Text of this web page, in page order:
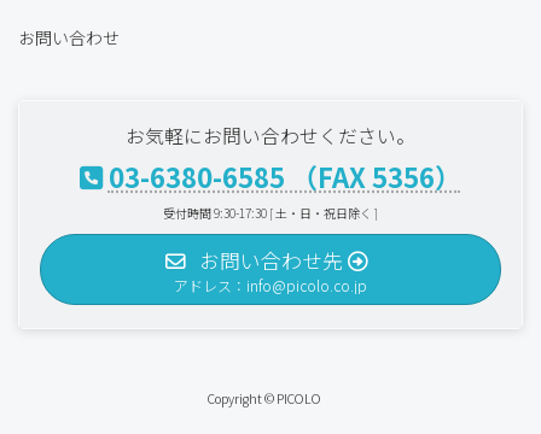
お問い合わせ
お気軽にお問い合わせください。
03-6380-6585 （FAX 5356）
受付時間 9:30-17:30 [ 土・日・祝日除く ]
お問い合わせ先
アドレス：info@picolo.co.jp
Copyright © PICOLO